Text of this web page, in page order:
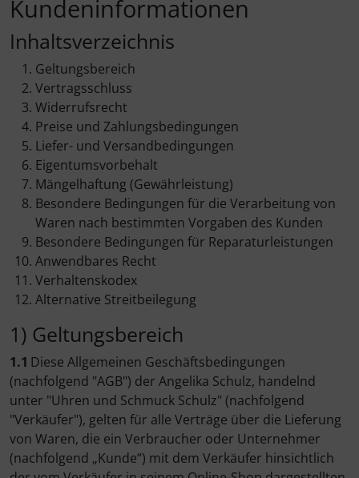
Kundeninformationen
Inhaltsverzeichnis
Geltungsbereich
Vertragsschluss
Widerrufsrecht
Preise und Zahlungsbedingungen
Liefer- und Versandbedingungen
Eigentumsvorbehalt
Mängelhaftung (Gewährleistung)
Besondere Bedingungen für die Verarbeitung von
Waren nach bestimmten Vorgaben des Kunden
Besondere Bedingungen für Reparaturleistungen
Anwendbares Recht
Verhaltenskodex
Alternative Streitbeilegung
1) Geltungsbereich
1.1 Diese Allgemeinen Geschäftsbedingungen
(nachfolgend "AGB") der Angelika Schulz, handelnd
unter "Uhren und Schmuck Schulz" (nachfolgend
"Verkäufer"), gelten für alle Verträge über die Lieferung
von Waren, die ein Verbraucher oder Unternehmer
(nachfolgend „Kunde“) mit dem Verkäufer hinsichtlich
Obaku
Pulsar
Regent
S.Oliver
Riedenschild
S.Oliver
Sonderangebote
Swatch
Thunderbirds
Wanduhren
Silberringe
Trauringe